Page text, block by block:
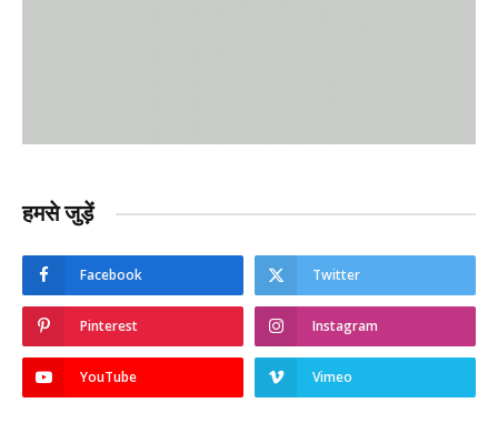
हमसे जुड़ें
Facebook Twitter
Pinterest Instagram
YouTube Vimeo